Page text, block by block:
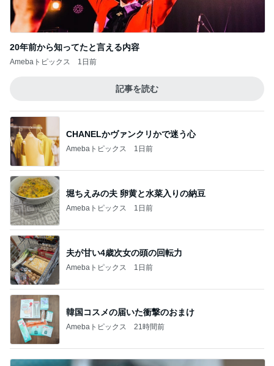
20年前から知ってたと言える内容
Amebaトピックス 1日前
記事を読む
CHANELかヴァンクリかで迷う心
Amebaトピックス 1日前
堀ちえみの夫 卵黄と水菜入りの納豆
Amebaトピックス 1日前
夫が甘い4歳次女の頭の回転力
Amebaトピックス 1日前
韓国コスメの届いた衝撃のおまけ
Amebaトピックス 21時間前